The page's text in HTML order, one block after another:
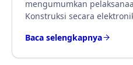
mengumumkan
Konstruksi secara
Baca selengkapnya